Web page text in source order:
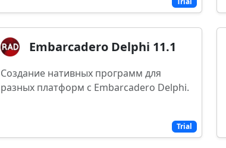
Trial
Embarcadero Delphi 11.1
Создание нативных программ для
разных платформ с Embarcadero Delphi.